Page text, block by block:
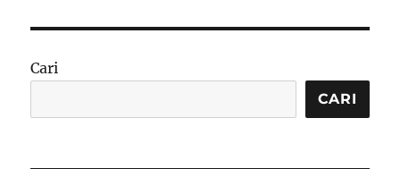
Bisnis
Keliling
Cari
CARI